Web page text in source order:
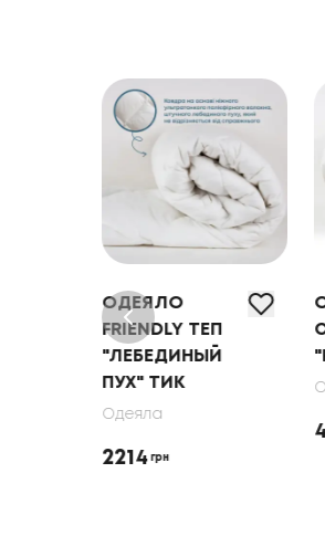
ОДЕЯЛО
FRIENDLY ТЕП
"ЛЕБЕДИНЫЙ
ПУХ" ТИК
Одеяла
2214 грн